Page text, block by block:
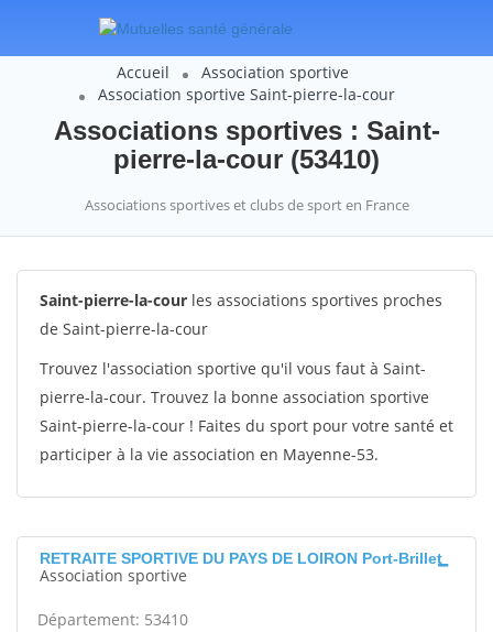
Accueil
Association sportive
Association sportive Saint-pierre-la-cour
Associations sportives : Saint-
pierre-la-cour (53410)
Associations sportives et clubs de sport en France
Saint-pierre-la-cour les associations sportives proches
de Saint-pierre-la-cour
Trouvez l'association sportive qu'il vous faut à Saint-
pierre-la-cour. Trouvez la bonne association sportive
Saint-pierre-la-cour ! Faites du sport pour votre santé et
participer à la vie association en Mayenne-53.
RETRAITE SPORTIVE DU PAYS DE LOIRON Port-Brillet
Association sportive
Département: 53410